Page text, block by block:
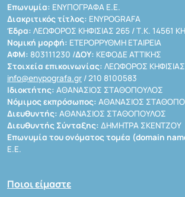
Επωνυμία: ΕΝΥΠΟΓΡΑΦΑ Ε.Ε.
Διακριτικός τίτλος: ENYPOGRAFA
Έδρα: ΛΕΩΦΟΡΟΣ ΚΗΦΙΣΙΑΣ 265 / Τ.Κ. 14561
Νομική μορφή: ΕΤΕΡΟΡΡΥΘΜΗ ΕΤΑΙΡΕΙΑ
ΑΦΜ: 803111230 /ΔΟΥ: ΚΕΦΟΔΕ ΑΤΤΙΚΗΣ
Στοιχεία επικοινωνίας: ΛΕΩΦΟΡΟΣ ΚΗΦΙΣΙΑΣ
info@enypografa.gr / 210 8100583
Ιδιοκτήτης: ΑΘΑΝΑΣΙΟΣ ΣΤΑΘΟΠΟΥΛΟΣ
Νόμιμος εκπρόσωπος: ΑΘΑΝΑΣΙΟΣ
Διευθυντής: ΑΘΑΝΑΣΙΟΣ ΣΤΑΘΟΠΟΥΛΟΣ
Διευθυντής Σύνταξης: ΔΗΜΗΤΡΑ ΣΚΕΝΤΖΟΥ
Επωνυμία του ονόματος τομέα (domain
Ε.Ε.
Ποιοι είμαστε